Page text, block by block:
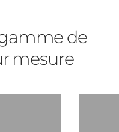
de
mesure